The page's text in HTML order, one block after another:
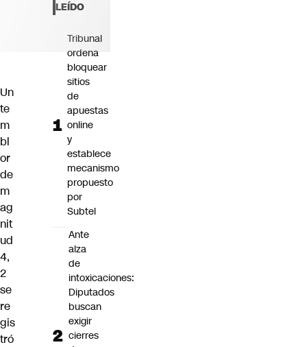
Un
te
m
bl
or
de
m
ag
nit
ud
4,
2
se
re
gis
tró
LEÍDO
Tribunal
ordena
bloquear
sitios
de
apuestas
online
y
establece
mecanismo
propuesto
por
Subtel
Ante
alza
de
intoxicaciones:
Diputados
buscan
exigir
cierres